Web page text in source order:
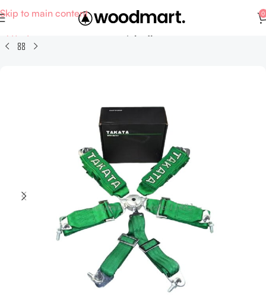
Skip to main content 0